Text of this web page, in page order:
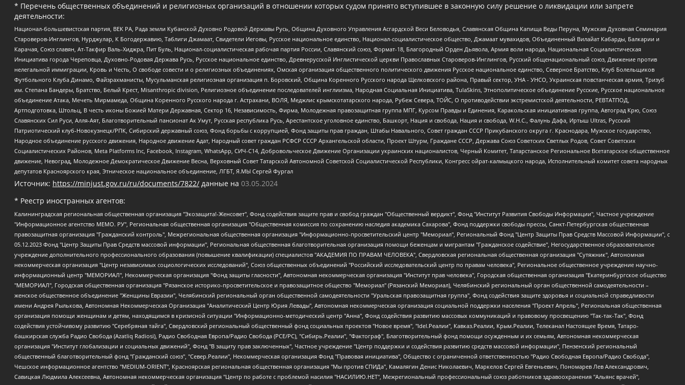
* Перечень общественных объединений и религиозных организаций в отношении которых судом принято вступившее в законную силу решение о ликвидации или запрете
деятельности:
Национал-большевистская партия, ВЕК РА, Рада земли Кубанской Духовно Родовой Державы Русь, Община Духовного Управления Асгардской Веси Беловодья, Славянская Община Капища Веды Перуна, Мужская Духовная Семинария
Староверов-Инглингов, Нурджулар, К Богодержавию, Таблиги Джамаат, Свидетели Иеговы, Русское национальное единство, Национал-социалистическое общество, Джамаат мувахидов, Объединенный Вилайат Кабарды, Балкарии и
Карачая, Союз славян, Ат-Такфир Валь-Хиджра, Пит Буль, Национал-социалистическая рабочая партия России, Славянский союз, Формат-18, Благородный Орден Дьявола, Армия воли народа, Национальная Социалистическая
Инициатива города Череповца, Духовно-Родовая Держава Русь, Русское национальное единство, Древнерусской Инглистической церкви Православных Староверов-Инглингов, Русский общенациональный союз, Движение против
нелегальной иммиграции, Кровь и Честь, О свободе совести и о религиозных объединениях, Омская организация общественного политического движения Русское национальное единство, Северное Братство, Клуб Болельщиков
Футбольного Клуба Динамо, Файзрахманисты, Мусульманская религиозная организация п. Боровский, Община Коренного Русского народа Щелковского района, Правый сектор, УНА - УНСО, Украинская повстанческая армия, Тризуб
им. Степана Бандеры, Братство, Белый Крест, Misanthropic division, Религиозное объединение последователей инглиизма, Народная Социальная Инициатива, TulaSkins, Этнополитическое объединение Русские, Русское национальное
объединение Атака, Мечеть Мирмамеда, Община Коренного Русского народа г. Астрахани, ВОЛЯ, Меджлис крымскотатарского народа, Рубеж Севера, ТОЙС, О противодействии экстремистской деятельности, РЕВТАТПОД,
Артподготовка, Штольц, В честь иконы Божией Матери Державная, Сектор 16, Независимость, Фирма, Молодежная правозащитная группа МПГ, Курсом Правды и Единения, Каракольская инициативная группа, Автоград Крю, Союз
Славянских Сил Руси, Алля-Аят, Благотворительный пансионат Ак Умут, Русская республика Русь, Арестантское уголовное единство, Башкорт, Нация и свобода, Нация и свобода, W.H.С., Фалунь Дафа, Иртыш Ultras, Русский
Патриотический клуб-Новокузнецк/РПК, Сибирский державный союз, Фонд борьбы с коррупцией, Фонд защиты прав граждан, Штабы Навального, Совет граждан СССР Прикубанского округа г. Краснодара, Мужское государство,
Народное объединение русского движения, Народное движение Адат, Народный совет граждан РСФСР СССР Архангельской области, Проект Штурм, Граждане СССР, Держава Союз Советских Светлых Родов, Совет Советских
Социалистических Районов, Meta Platforms Inc, Facebook, Instagram, WhatsApp, СИЧ-С14, Добровольческое Движение Организации украинских националистов, Черный Комитет, Татарстанское Региональное Всетатарское общественное
движение, Невоград, Молодежное Демократическое Движение Весна, Верховный Совет Татарской Автономной Советской Социалистической Республики, Конгресс ойрат-калмыцкого народа, Исполнительный комитет совета народных
депутатов Красноярского края, Этническое национальное объединение, ЛГБТ, Я.МЫ Сергей Фургал
Источник: https://minjust.gov.ru/ru/documents/7822/ данные на 03.05.2024
* Реестр иностранных агентов:
Калининградская региональная общественная организация "Экозащита!-Женсовет", Фонд содействия защите прав и свобод граждан "Общественный вердикт", Фонд "Институт Развития Свободы Информации", Частное учреждение "Информационное агентство МЕМО. РУ", Региональная общественная организация "Общественная комиссия по сохранению наследия академика Сахарова", Фонд поддержки свободы прессы, Санкт-Петербургская общественная правозащитная организация "Гражданский контроль", Межрегиональная общественная организация "Информационно-просветительский центр "Мемориал", Региональный Фонд "Центр Защиты Прав Средств Массовой Информации", с 05.12.2023 Фонд "Центр Защиты Прав Средств массовой информации", Региональная общественная благотворительная организация помощи беженцам и мигрантам "Гражданское содействие", Негосударственное образовательное учреждение дополнительного профессионального образования (повышение квалификации) специалистов "АКАДЕМИЯ ПО ПРАВАМ ЧЕЛОВЕКА", Свердловская региональная общественная организация "Сутяжник", Автономная некоммерческая организация "Центр независимых социологических исследований", Союз общественных объединений "Российский исследовательский центр по правам человека", Региональное общественное учреждение научно-информационный центр "МЕМОРИАЛ", Некоммерческая организация "Фонд защиты гласности", Автономная некоммерческая организация "Институт прав человека", Городская общественная организация "Екатеринбургское общество "МЕМОРИАЛ", Городская общественная организация "Рязанское историко-просветительское и правозащитное общество "Мемориал" (Рязанский Мемориал), Челябинский региональный орган общественной самодеятельности – женское общественное объединение "Женщины Евразии", Челябинский региональный орган общественной самодеятельности "Уральская правозащитная группа", Фонд содействия защите здоровья и социальной справедливости имени Андрея Рылькова, Автономная Некоммерческая Организация "Аналитический Центр Юрия Левады", Автономная некоммерческая организация социальной поддержки населения "Проект Апрель", Региональная общественная организация помощи женщинам и детям, находящимся в кризисной ситуации "Информационно-методический центр "Анна", Фонд содействия развитию массовых коммуникаций и правовому просвещению "Так-так-Так", Фонд содействия устойчивому развитию "Серебряная тайга", Свердловский региональный общественный фонд социальных проектов "Новое время", "Idel.Реалии", Кавказ.Реалии, Крым.Реалии, Телеканал Настоящее Время, Татаро-башкирская служба Радио Свобода (Azatliq Radiosi), Радио Свободная Европа/Радио Свобода (PCE/PC), "Сибирь.Реалии", "Фактограф", Благотворительный фонд помощи осужденным и их семьям, Автономная некоммерческая организация "Институт глобализации и социальных движений", Фонд "В защиту прав заключенных", Частное учреждение "Центр поддержки и содействия развитию средств массовой информации", Пензенский региональный общественный благотворительный фонд "Гражданский союз", "Север.Реалии", Некоммерческая организация Фонд "Правовая инициатива", Общество с ограниченной ответственностью "Радио Свободная Европа/Радио Свобода", Чешское информационное агентство "MEDIUM-ORIENT", Красноярская региональная общественная организация "Мы против СПИДа", Камалягин Денис Николаевич, Маркелов Сергей Евгеньевич, Пономарев Лев Александрович, Савицкая Людмила Алексеевна, Автономная некоммерческая организация "Центр по работе с проблемой насилия "НАСИЛИЮ.НЕТ", Межрегиональный профессиональный союз работников здравоохранения "Альянс врачей", Юридическое лицо, зарегистрированное в Латвийской Республике, SIA "Medusa Project" (регистрационный номер 40103797863, дата регистрации 10.06.2014), Некоммерческая организация "Фонд по борьбе с коррупцией", Автономная некоммерческая организация "Институт права и публичной политики", Баданин Роман Сергеевич, Гликин Максим Александрович, Железнова Мария Михайловна, Лукьянова Юлия Сергеевна, Маетная Елизавета Витальевна, Маняхин Петр Борисович, Чуракова Ольга Владимировна, Ярош Юлия Петровна, Юридическое лицо "The Insider SIA", зарегистрированное в Риге, Латвийская Республика (дата регистрации 26.06.2015), являющееся администратором доменного имени интернет-издания "The Insider SIA", https://theins.ru, Постернак Алексей Евгеньевич, Рубин Михаил Аркадьевич, Анин Роман Александрович, Юридическое лицо Istories fonds, зарегистрированное в Латвийской Республике (регистрационный номер 50008295751, дата регистрации 24.02.2020), Великовский Дмитрий Александрович, Долинина Ирина Николаевна, Мароховская Алеся Алексеевна, Шлейнов Роман Юрьевич, Шмагун Олеся Валентиновна, Общество с ограниченной ответственностью "Альтаир 2021", Общество с ограниченной ответственностью "Вега 2021", Общество с ограниченной ответственностью "Главный редактор 2021", Общество с ограниченной ответственностью "Ромашки монолит", Важенков Артем Валерьевич, Ивановская областная общественная организация "Центр гендерных исследований", Гурман Юрий Альбертович, Медиапроект "ОВД-Инфо", Егоров Владимир Владимирович, Жилинский Владимир Александрович, Общество с ограниченной ответственностью "ЗП", Иванова София Юрьевна, Карезина Инна Павловна, Кильтау Екатерина Викторовна, Петров Алексей Викторович, Пискунов Сергей Евгеньевич, Смирнов Сергей Сергеевич, Тихонов Михаил Сергеевич, Общество с ограниченной ответственностью "ЖУРНАЛИСТ-ИНОСТРАННЫЙ АГЕНТ", Арапова Галина Юрьевна, Вольтская Татьяна Анатольевна, Американская компания "Mason G.E.S. Anonymous Foundation" (США), являющаяся владельцем интернет-издания https://mnews.world/, Компания "Stichting Bellingcat", зарегистрированная в Нидерландах (дата регистрации 11.07.2018), Захаров Андрей Вячеславович, Клепиковская Екатерина Дмитриевна, Общество с ограниченной ответственностью "МЕМО", Перл Роман Александрович, Симонов Евгений Алексеевич, Соловьева Елена Анатольевна, Сотников Даниил Владимирович, Сурначева Елизавета Дмитриевна, Автономная некоммерческая организация по защите прав человека и информированию населения "Якутия – Наше Мнение", Общество с ограниченной ответственностью "Москоу диджитал медиа", с 26.01.2023 Общество с ограниченной ответственностью "Чайка Белые сады", Ветошкина Валерия Валерьевна, Заговора Максим Александрович, Межрегиональное общественное движение "Российская ЛГБТ - сеть", Оленичев Максим Владимирович, Павлов Иван Юрьевич, Скворцова Елена Сергеевна, Общество с ограниченной ответственностью "Как бы инагент", Кочетков Игорь Викторович, Общество с ограниченной ответственностью "Честные выборы", Еланчик Олег Александрович, Общество с ограниченной ответственностью "Нобелевский призыв", Гималова Регина Эмилевна, Григорьев Андрей Валерьевич, Григорьева Алина Александровна, Ассоциация по содействию защите прав призывников, альтернативнослужащих и военнослужащих "Правозащитная группа "Гражданин.Армия.Право", Хисамова Регина Фаритовна, Автономная некоммерческая организация по реализации социально-правовых программ "Лилит", Дальневосточное общественное движение "Маяк", Санкт-Петербургская ЛГБТ-инициативная группа "Выход", Инициативная группа ЛГБТ+ "Реверс", Алексеев Андрей Викторович, Бекбулатова Таисия Львовна, Беляев Иван Михайлович, Владыкина Елена Сергеевна, Гельман Марат Александрович, Никульшина Вероника Юрьевна, Толоконникова Надежда Андреевна, Шендерович Виктор Анатольевич, Общество с ограниченной ответственностью "Данное сообщение", Общество с ограниченной ответственностью Издательский дом "Новая глава", Айнбиндер Александра Александровна, Московский комьюнити-центр для ЛГБТ+инициатив, Благотворительный фонд развития филантропии, Deutsche Welle (Германия, Kurt-Schumacher-Strasse 3, 53113 Bonn), Борзунова Мария Михайловна, Воробьев Виктор Викторович, Голубева Анна Львовна, Константинова Алла Михайловна, Малкова Ирина Владимировна, Мурадов Мурад Абдулгалимович, Осетинская Елизавета Николаевна, Понасенков Евгений Николаевич, Ганапольский Матвей Юрьевич, Киселев Евгений Алексеевич, Борухович Ирина Григорьевна, Дремин Иван Тимофеевич, Дубровский Дмитрий Викторович, Красноярская региональная общественная организация поддержки и развития альтернативных образовательных технологий и межкультурных коммуникаций "ИНТЕРРА", Маяковская Екатерина Алексеевна, Фейгин Марк Захарович, Филимонов Андрей Викторович, Дзугкоева Регина Николаевна, Доброхотов Роман Александрович, Дудь Юрий Александрович, Елкин Сергей Владимирович, Кругликов Кирилл Игоревич, Сабунаева Мария Леонидовна, Семенов Алексей Владимирович, Шаинян Карен Багратович, Шульман Екатерина Михайловна, Асафьев Артур Валерьевич, Вахштайн Виктор Семенович, Венедиктов Алексей Алексеевич, Лушникова Екатерина Евгеньевна, Волков Леонид Михайлович, Невзоров Александр Глебович, Пархоменко Сергей Борисович, Сироткин Ярослав Николаевич, Кара-Мурза Владимир Владимирович, Баранова Наталья Владимировна, Гозман Леонид Яковлевич, Кагарлицкий Борис Юльевич, Климарев Михаил Валерьевич, Милов Владимир Станиславович, Автономная некоммерческая организация Краснодарский центр современного искусства "Типография", Моргенштерн Алишер Тагирович, Соболь Любовь Эдуардовна, Общество с ограниченной ответственностью "ЛИЗА НОРМ", Каспаров Гарри Кимович, Ходорковский Михаил Борисович, Общество с ограниченной ответственностью "Апрельские тезисы", Данилович Ирина Брониславовна, Кашин Олег Владимирович, Петров Николай Владимирович, Пивоваров Алексей Владимирович, Соколов Михаил Владимирович, Цветкова Юлия Владимировна, Чичваркин Евгений Александрович, Комитет против пыток/Команда против пыток, Общество с ограниченной ответственностью "Первый научный", Общество с ограниченной ответственностью "Вертолет и ко", Белоцерковская Вероника Борисовна, Кац Максим Евгеньевич, Лазарева Татьяна Юрьевна, Шаведдинов Руслан Табризович, Яшин Илья Валерьевич, Общество с ограниченной ответственностью "Иноагент ААВ", Алешковский Дмитрий Петрович, Альбац Евгения Марковна, Быков Дмитрий Львович, Галямина Юлия Евгеньевна, Лойко Сергей Леонидович, Мартынов Кирилл Константинович, Медведев Сергей Александрович, Крашенинников Федор Геннадиевич, Гордеева Катерина Вл